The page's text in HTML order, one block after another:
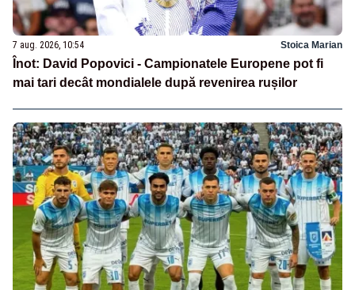
7 aug. 2026, 10:54 Stoica Marian
Înot: David Popovici - Campionatele Europene pot fi
mai tari decât mondialele după revenirea rușilor